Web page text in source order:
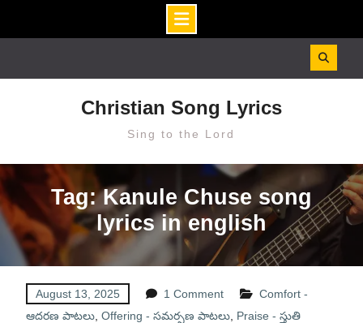
Christian Song Lyrics
Sing to the Lord
Tag: Kanule Chuse song
lyrics in english
August 13, 2025 1 Comment
Comfort -
ఆదరణ పాటలు, Offering - సమర్పణ పాటలు, Praise - స్తుతి